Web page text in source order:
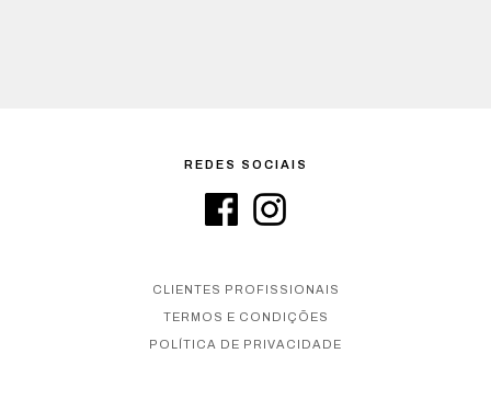
REDES SOCIAIS
CLIENTES PROFISSIONAIS
TERMOS E CONDIÇÕES
POLÍTICA DE PRIVACIDADE